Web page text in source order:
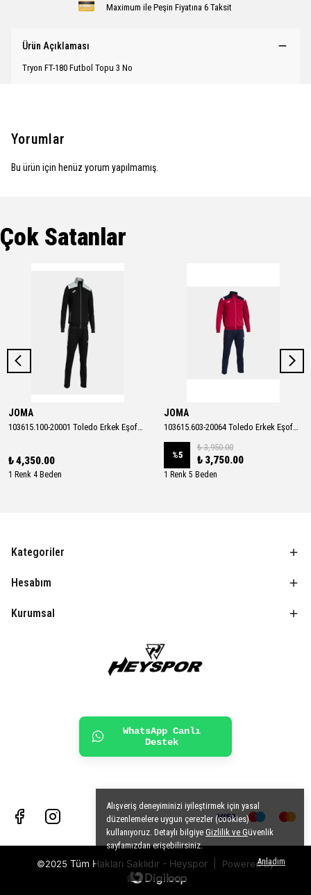
Alışveriş deneyiminizi iyileştirmek için yasal
düzenlemelere uygun çerezler (cookies)
kullanıyoruz. Detaylı bilgiye Gizlilik ve Güvenlik
sayfamızdan erişebilirsiniz.
Anladım
Maximum ile Peşin Fiyatına 6 Taksit
Ürün Açıklaması
Tryon FT-180 Futbol Topu 3 No
Yorumlar
Bu ürün için henüz yorum yapılmamış.
Çok Satanlar
JOMA
103615.100-20001 Toledo Erkek Eşofman Takımı
₺ 4,350.00
1 Renk 4 Beden
JOMA
103615.603-20064 Toledo Erkek Eşofman Takımı
%5
₺ 3,950.00
₺ 3,750.00
1 Renk 5 Beden
Kategoriler
Hesabım
Kurumsal
WhatsApp Canlı
Destek
©2025 Tüm Hakları Saklıdır - Heyspor Powered By